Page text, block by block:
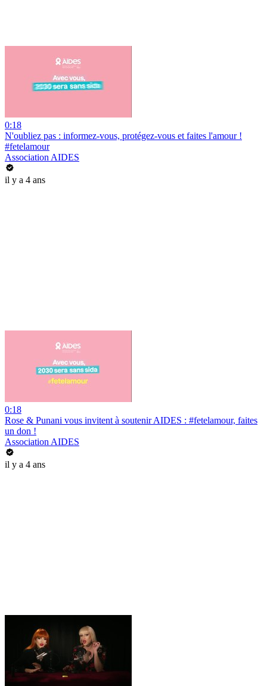
0:18
N'oubliez pas : informez-vous, protégez-vous et faites l'amour !
#fetelamour
Association AIDES
il y a 4 ans
0:18
Rose & Punani vous invitent à soutenir AIDES : #fetelamour, faites
un don !
Association AIDES
il y a 4 ans